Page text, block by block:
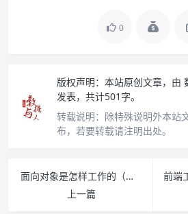
0
版权声明： 本站原创文章，由
发表，共计501字。
转载说明： 除特殊说明外本站
布，若要转载请注明出处。
面向对象是怎样工作的（第2版）PDF下载
上一篇